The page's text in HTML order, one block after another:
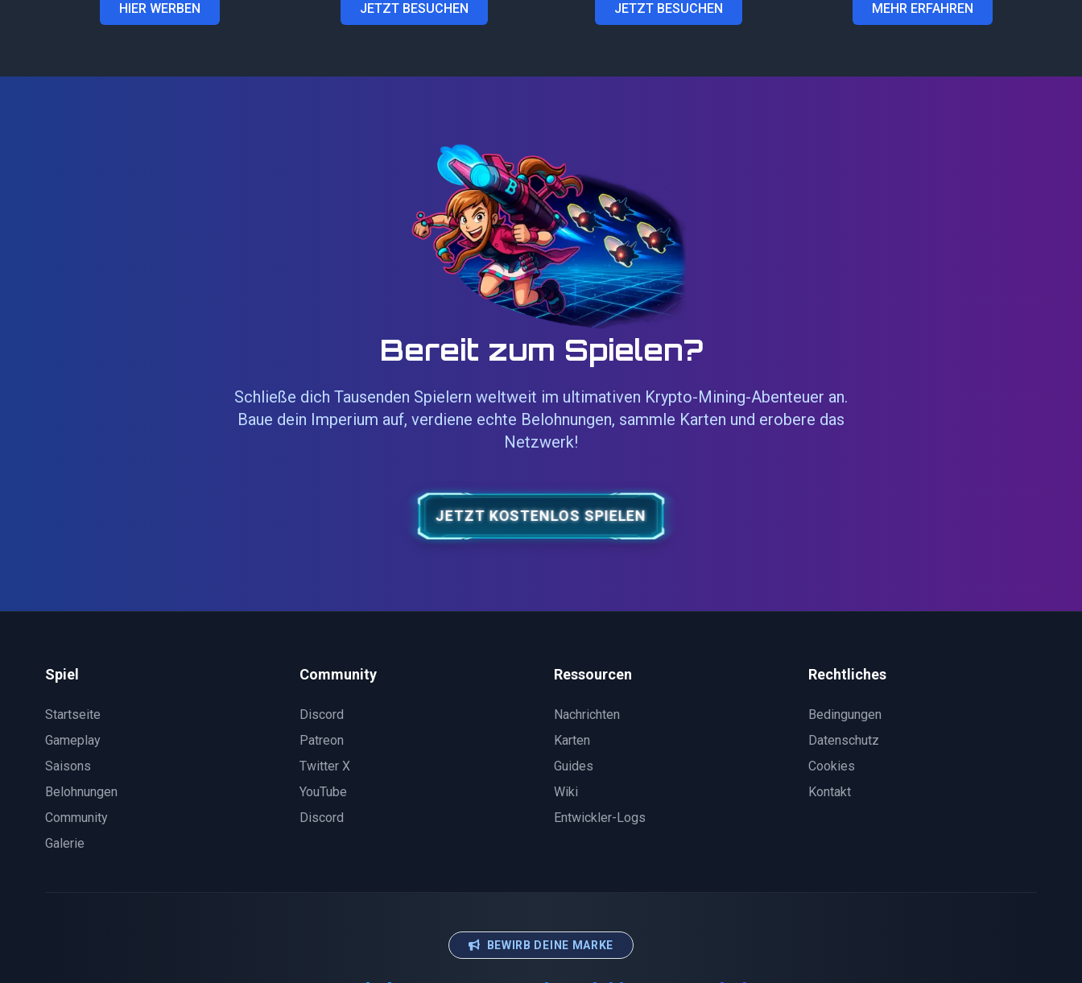
HIER WERBEN JETZT BESUCHEN JETZT BESUCHEN MEHR ERFAHREN
Bereit zum Spielen?
Schließe dich Tausenden Spielern weltweit im ultimativen Krypto-Mining-Abenteuer an.
Baue dein Imperium auf, verdiene echte Belohnungen, sammle Karten und erobere das
Netzwerk!
JETZT KOSTENLOS SPIELEN
Spiel
Startseite
Gameplay
Saisons
Belohnungen
Community
Galerie
Community
Discord
Patreon
Twitter X
YouTube
Discord
Ressourcen
Nachrichten
Karten
Guides
Wiki
Entwickler-Logs
Rechtliches
Bedingungen
Datenschutz
Cookies
Kontakt
BEWIRB DEINE MARKE